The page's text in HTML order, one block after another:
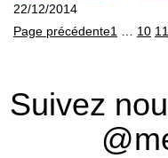
22/12/2014
Page précédente1 10 11
Suivez